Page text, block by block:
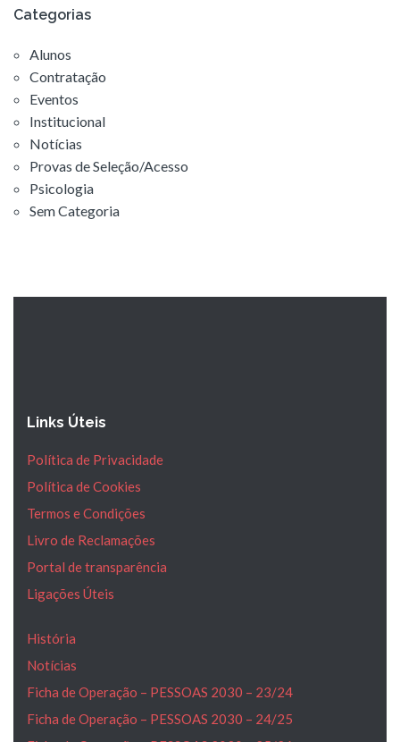
Categorias
Alunos
Contratação
Eventos
Institucional
Notícias
Provas de Seleção/Acesso
Psicologia
Sem Categoria
Links Úteis
Política de Privacidade
Política de Cookies
Termos e Condições
Livro de Reclamações
Portal de transparência
Ligações Úteis
História
Notícias
Ficha de Operação – PESSOAS 2030 – 23/24
Ficha de Operação – PESSOAS 2030 – 24/25